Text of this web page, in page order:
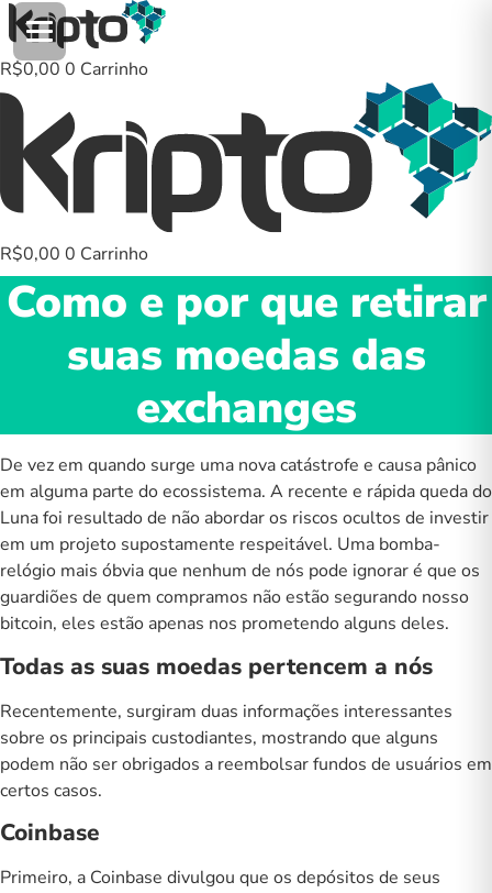
para
o
conteúdo
R$0,00 0 Carrinho
R$0,00 0 Carrinho
Como e por que retirar
suas moedas das
exchanges
De vez em quando surge uma nova catástrofe e causa pânico
em alguma parte do ecossistema. A recente e rápida queda do
Luna foi resultado de não abordar os riscos ocultos de investir
em um projeto supostamente respeitável. Uma bomba-
relógio mais óbvia que nenhum de nós pode ignorar é que os
guardiões de quem compramos não estão segurando nosso
bitcoin, eles estão apenas nos prometendo alguns deles.
Todas as suas moedas pertencem a nós
Recentemente, surgiram duas informações interessantes
sobre os principais custodiantes, mostrando que alguns
podem não ser obrigados a reembolsar fundos de usuários em
certos casos.
Coinbase
Primeiro, a Coinbase divulgou que os depósitos de seus